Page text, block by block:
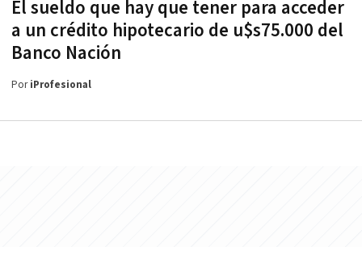
El sueldo que hay que tener para acceder
a un crédito hipotecario de u$s75.000 del
Banco Nación
PoriProfesional